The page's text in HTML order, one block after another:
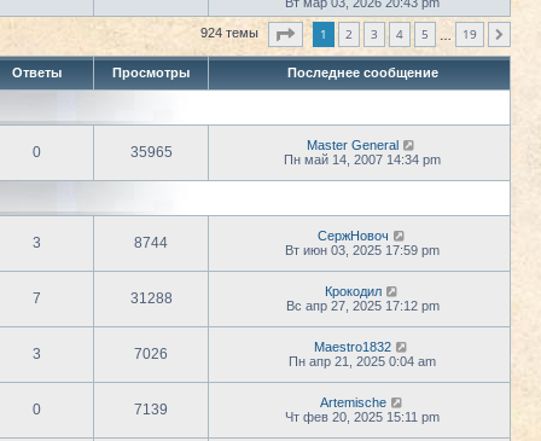
о
с
е
д
н
е
у
о
б
ю
т
и
к
п
о
с
л
е
м
у
о
б
щ
и
ю
р
е
й
т
и
к
л
е
м
у
с
о
щ
и
ю
924 темы Страница из19
1 2 3 4 5 19
Ответы Просмотры Последнее сообщение
0 35965
Master General
Пн май 14, 2007 14:34 pm
3 8744
СержНовоч
Вт июн 03, 2025 17:59 pm
7 31288
Крокодил
Вс апр 27, 2025 17:12 pm
3 7026
Maestro1832
Пн апр 21, 2025 0:04 am
0 7139
Artemische
Чт фев 20, 2025 15:11 pm